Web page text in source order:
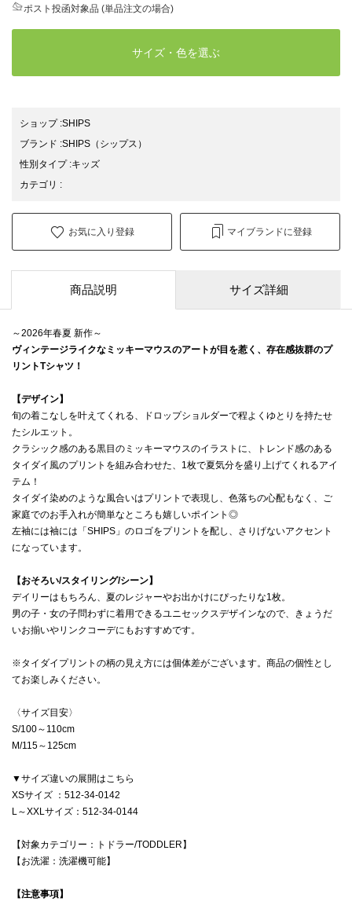
ポスト投函対象品 (単品注文の場合)
サイズ・色を選ぶ
ショップ:SHIPS
ブランド :SHIPS （シップス）
性別タイプ:キッズ
カテゴリ :
お気に入り登録 マイブランドに登録
商品説明 サイズ詳細
～2026年春夏 新作～
ヴィンテージライクなミッキーマウスのアートが目を惹く、存在感抜群のプ
リントTシャツ！
【デザイン】
旬の着こなしを叶えてくれる、ドロップショルダーで程よくゆとりを持たせ
たシルエット。
クラシック感のある黒目のミッキーマウスのイラストに、トレンド感のある
タイダイ風のプリントを組み合わせた、1枚で夏気分を盛り上げてくれるアイ
テム！
タイダイ染めのような風合いはプリントで表現し、色落ちの心配もなく、ご
家庭でのお手入れが簡単なところも嬉しいポイント◎
左袖には袖には「SHIPS」のロゴをプリントを配し、さりげないアクセント
になっています。
【おそろい/スタイリング/シーン】
デイリーはもちろん、夏のレジャーやお出かけにぴったりな1枚。
男の子・女の子問わずに着用できるユニセックスデザインなので、きょうだ
いお揃いやリンクコーデにもおすすめです。
※タイダイプリントの柄の見え方には個体差がございます。商品の個性とし
てお楽しみください。
〈サイズ目安〉
S/100～110cm
M/115～125cm
▼サイズ違いの展開はこちら
XSサイズ ：512-34-0142
L～XXLサイズ：512-34-0144
【対象カテゴリー：トドラー/TODDLER】
【お洗濯：洗濯機可能】
【注意事項】